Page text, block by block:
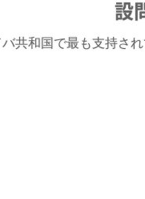
設
バ共和国で最も支持さ